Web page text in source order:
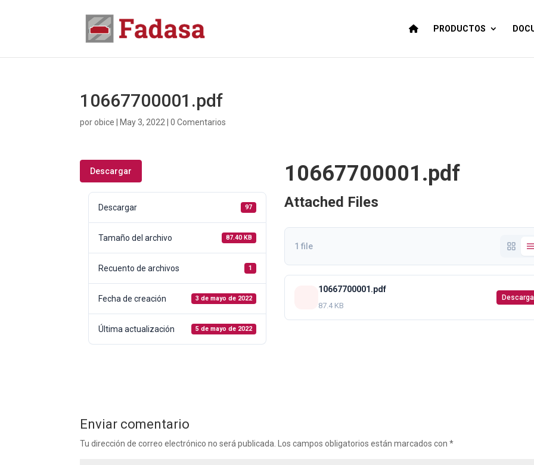
PRODUCTOS
10667700001.pdf
porobice May 3, 2022 |0 Comentarios
Descargar
Descargar 97
Tamaño del archivo 87.40 KB
Recuento de archivos 1
Fecha de creación 3 de mayo de 2022
Última actualización 5 de mayo de 2022
10667700001.pdf
Attached Files
1 file
10667700001.pdf
87.4 KB
Enviar comentario
Tu dirección de correo electrónico no será publicada. Los campos obligatorios están marcados con*